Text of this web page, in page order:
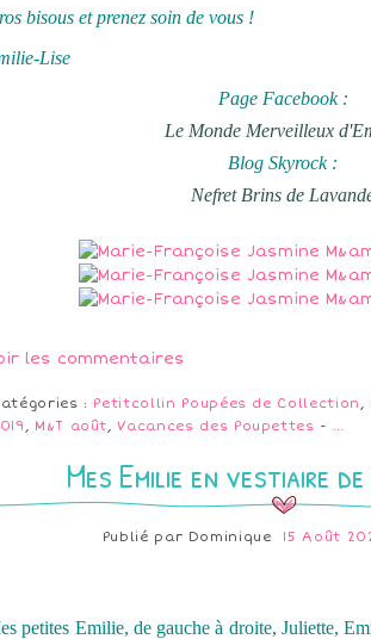
bisous et prenez soin de vous !
Lise
Page Facebook :
Le Monde Merveilleux
Blog Skyrock :
Nefret Brins de
les commentaires
: Petitcollin Poupées de Collection ,
, M&T août,Vacances des Poupettes - …
Mes Emilie en vestiaire
Publié par Dominique 15 Août
petites Emilie, de gauche à droite, Juliette,